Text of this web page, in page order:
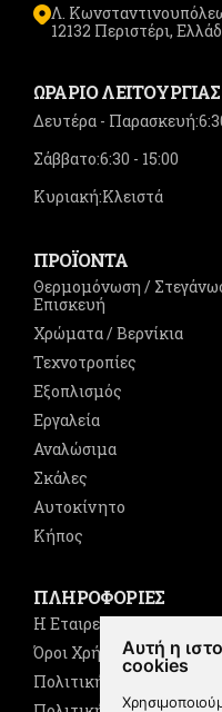
Αυτή η
cookies
Λ.
12132 Περιστέρι,
ΩΡΑΡΙΟ ΛΕΙΤΟΥΡΓΙΑΣ
Δευτέρα - Παρασκευή:
Σάββατο:6:30 - 15:00
Κυριακή:Κλειστά
ΠΡΟΪΟΝΤΑ
Θερμομόνωση /
Επισκευή
Χρώματα / Βερνίκια
Τεχνοτροπίες
Εξοπλισμός
Εργαλεία
Αναλώσιμα
Σκάλες
Αυτοκίνητο
Κήπος
ΠΛΗΡΟΦΟΡΙΕΣ
Η Εταιρεία
Όροι Χρήσης
Πολιτική Cookies